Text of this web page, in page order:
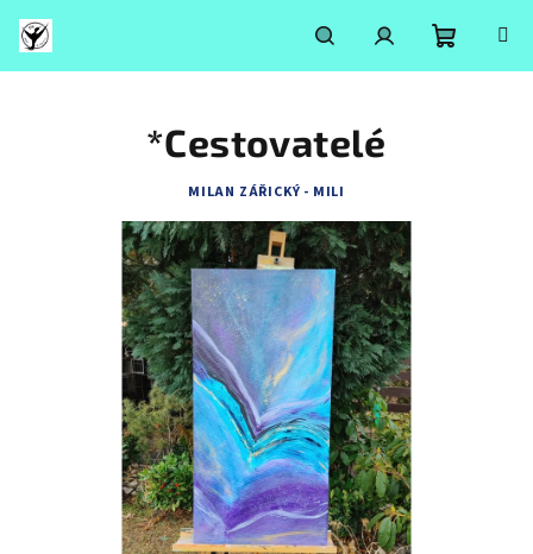
obsah
HledatPřihlášeníNákupní
*Cestovatelé
MILAN ZÁŘICKÝ - MILI